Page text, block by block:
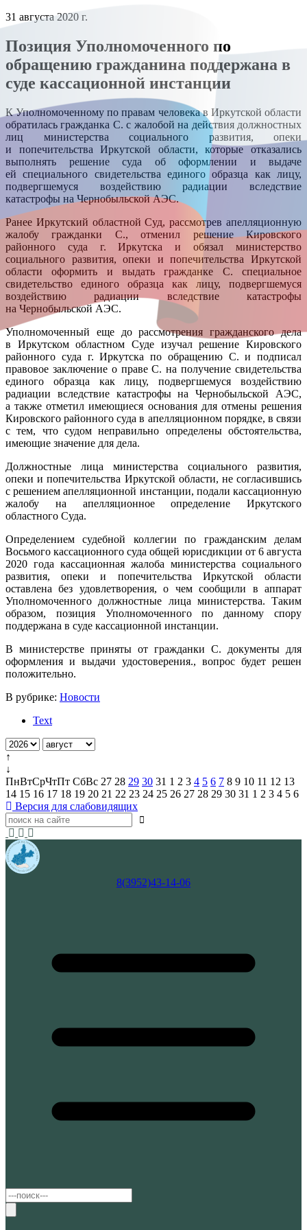
31 августа 2020 г.
Позиция Уполномоченного по
обращению гражданина поддержана в
суде кассационной инстанции
К Уполномоченному по правам человека в Иркутской области
обратилась гражданка С. с жалобой на действия должностных
лиц министерства социального развития, опеки
и попечительства Иркутской области, которые отказались
выполнять решение суда об оформлении и выдаче
ей специального свидетельства единого образца как лицу,
подвергшемуся воздействию радиации вследствие
катастрофы на Чернобыльской АЭС.
Ранее Иркутский областной Суд, рассмотрев апелляционную
жалобу гражданки С., отменил решение Кировского
районного суда г. Иркутска и обязал министерство
социального развития, опеки и попечительства Иркутской
области оформить и выдать гражданке С. специальное
свидетельство единого образца как лицу, подвергшемуся
воздействию радиации вследствие катастрофы
на Чернобыльской АЭС.
Уполномоченный еще до рассмотрения гражданского дела
в Иркутском областном Суде изучал решение Кировского
районного суда г. Иркутска по обращению С. и подписал
правовое заключение о праве С. на получение свидетельства
единого образца как лицу, подвергшемуся воздействию
радиации вследствие катастрофы на Чернобыльской АЭС,
а также отметил имеющиеся основания для отмены решения
Кировского районного суда в апелляционном порядке, в связи
с тем, что судом неправильно определены обстоятельства,
имеющие значение для дела.
Должностные лица министерства социального развития,
опеки и попечительства Иркутской области, не согласившись
с решением апелляционной инстанции, подали кассационную
жалобу на апелляционное определение Иркутского
областного Суда.
Определением судебной коллегии по гражданским делам
Восьмого кассационного суда общей юрисдикции от 6 августа
2020 года кассационная жалоба министерства социального
развития, опеки и попечительства Иркутской области
оставлена без удовлетворения, о чем сообщили в аппарат
Уполномоченного должностные лица министерства. Таким
образом, позиция Уполномоченного по данному спору
поддержана в суде кассационной инстанции.
В министерстве приняты от гражданки С. документы для
оформления и выдачи удостоверения., вопрос будет решен
положительно.
В рубрике: Новости
Text
↑
↓
ПнВтСрЧтПт СбВс 27 28 29 30 31 1 2 3 4 5 6 7 8 9 10 11 12 13
14 15 16 17 18 19 20 21 22 23 24 25 26 27 28 29 30 31 1 2 3 4 5 6
Версия для слабовидящих
8(3952)43-14-06